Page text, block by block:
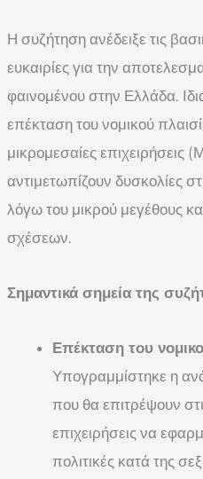
Η συζήτηση ανέδειξε τις
ευκαιρίες για την
φαινομένου στην Ελλάδα.
επέκταση του νομικού
μικρομεσαίες επιχειρήσεις
αντιμετωπίζουν δυσκολίες
λόγω του μικρού μεγέθους
σχέσεων.
Σημαντικά σημεία της
Επέκταση του
Υπογραμμίστηκε η
που θα επιτρέψουν
επιχειρήσεις να
πολιτικές κατά της